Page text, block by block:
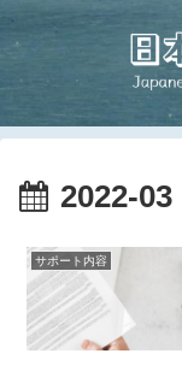
2022-03
サポート内容